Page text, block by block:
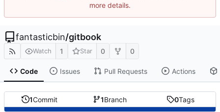
more details.
fantasticbin/gitbook
Watch 1 Star 0 0
Code Issues Pull Requests Actions
1Commit 1Branch 0Tags